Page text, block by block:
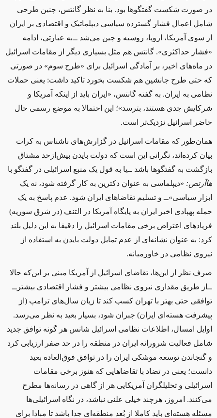
در صورت شکست گفتگوها بود. بنا به نظر گانتس، چنین طرحی
شامل اعمال فشار گسترده سیاسی دیپلماتیک و اقتصادی بر ایران
از سوی آمریکا، اروپا، روسیه و چین می‌شد ‌ــ‌به عبارتی، ادامه
«فشار حداکثری». گانتس هم مثل بسیاری دیگر از مقامات اسرائیل
در ماه‌های اخیر، بر آمادگی اسرائیل برای «طرح سوم» در صورتی
که حتی طرح جانشین هم شکست بخورد تاکید داشت: یعنی حملات
نظامی به ایران. به گفته گانتس، «ایران باید از اینکه آمریکا و
شرکایش جدی هستند، بترسد»؛ این احتمالا به موضع رسمی حال
حاضر اسرائیل نزدیک‌تر است.
همان‌طور که مقامات اسرائیل در گزارش‌های ناشناس به کرات
بیان کرده‌اند، نگرانی این است که دولت بایدن بیش‌ازحد مشتاق
بازگشت به گفتگوها باشد ‌ــ‌یا به قول یک منبع اسرائیلی در گفتگو با
هاآرتص: «دیپلماسی به عنوان دکترین به کار گرفته شود، نه یک
ابزار سیاسی»‌ــ‌ و تسلیم تقاضاهای ایران شود. عدم پاسخ به یک
حمله پهپادی اخیر ایران به پایگاه آمریکا در التنف (در شرق سوریه)
فریادهای اعتراض برخی مقامات اسرائیل را دقیقا به این دلیل بلند
کرد: به عنوان نشانه‌ای از عدم تمایل دولت بایدن به استفاده از
نیروی نظامی در خاورمیانه.
صرف نظر از این‌ها، تقاضای اسرائیل از آمریکا مبنی بر این‌که حالا
‌ــ‌از طریق مقداری نیروی نظامی بیشتر و فشار اقتصادی بیشتر‌ــ‌
توافقی حتی بهتر با تهران کسب کند تا زیان سال‌های ترامپ (از
پیشرفت هسته‌ای ایران) جبران شود، بسیار بعید به نظر می‌رسد.
اوایل امسال، اطلاعات نظامی اسرائیل شانس هر گونه توافق جدید
شامل فعالیت شرورانه ایران در منطقه را در حد صفر ارزیابی کرد
و گنجاندن توسعه موشکی ایران را در توافق فوق‌العاده بعید
دانست؛ یعنی ‌در تضاد با تقاضاهایی که هنوز برخی مقامات
اسرائیلی و تحلیلگران آمریکایی هر از گاهی در رسانه‌ها مطرح
می‌کنند. امروز، هرچند خیلی علنی نباشد، در نگاه اسرائیلی‌ها
مسئله هسته‌ای باید کاملا از بُعد منطقه‌ای جدا باشد تا مبادا برای